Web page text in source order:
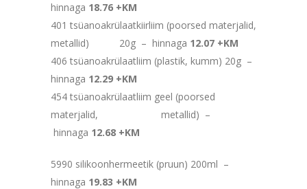
hinnaga 18.76 +KM
401 tsüanoakrülaatkiirliim (poorsed materjalid,
metallid) 20g – hinnaga 12.07 +KM
406 tsüanoakrülaatliim (plastik, kumm) 20g –
hinnaga 12.29 +KM
454 tsüanoakrülaatliim geel (poorsed
materjalid, metallid) –
hinnaga 12.68 +KM
5990 silikoonhermeetik (pruun) 200ml –
hinnaga 19.83 +KM